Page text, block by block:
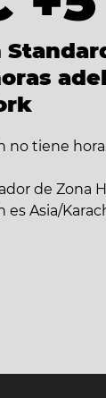
no tiene
de Zona
es Asia/